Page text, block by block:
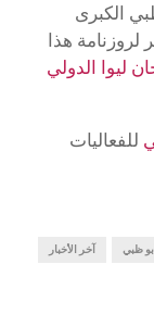
الكبرى
آخر لروزنامة هذا
ليوا الدولي
للفعاليات
آخر الأخبار أبو ظبي